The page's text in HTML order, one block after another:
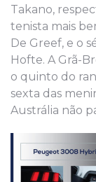
Takano,
tenista mais
De Greef, e o
Hofte. A Grã-
o quinto do
sexta das
Austrália não